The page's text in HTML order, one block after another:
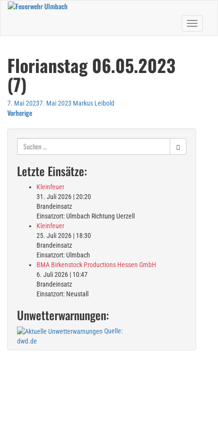
Skip
Toggle
Florianstag 06.05.2023
(7)
7. Mai 20237. Mai 2023 Markus Leibold
Vorherige
Suchen
Letzte Einsätze:
Kleinfeuer
31. Juli 2026 |20:20
Brandeinsatz
Einsatzort: Ulmbach Richtung Uerzell
Kleinfeuer
25. Juli 2026 | 18:30
Brandeinsatz
Einsatzort: Ulmbach
BMA Birkenstock Productions Hessen GmbH
6. Juli 2026 | 10:47
Brandeinsatz
Einsatzort: Neustall
Unwetterwarnungen:
Quelle:
dwd.de